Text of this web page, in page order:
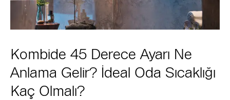
Kombide 45 Derece Ayarı Ne
Anlama Gelir? İdeal Oda Sıcaklığı
Kaç Olmalı?